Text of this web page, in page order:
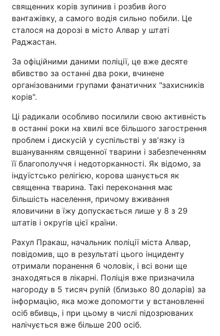
священних корів зупинив і розбив його
вантажівку, а самого водія сильно побили. Це
сталося на дорозі в місто Алвар у штаті
Раджастан.
За офіційними даними поліції, це вже десяте
вбивство за останні два роки, вчинене
організованими групами фанатичних "захисників
корів".
Ці радикали особливо посилили свою активність
в останні роки на хвилі все більшого загострення
проблем і дискусій у суспільстві у зв'язку із
вшануванням священної тварини і забезпеченням
її благополуччя і недоторканності. Як відомо, за
індуїстсько релігією, корова шанується як
священна тварина. Такі переконання має
більшість населення, причому вживання
яловичини в їжу допускається лише у 8 з 29
штатів і округів цієї країни.
Рахул Пракаш, начальник поліції міста Алвар,
повідомив, що в результаті цього інциденту
отримали поранення 6 чоловік, і всі вони ще
знаходяться в лікарні. Поліція вже призначила
нагороду в 5 тисяч рупій (близько 80 доларів) за
інформацію, яка може допомогти у встановленні
осіб вбивць, і при цьому в числі підозрюваних
налічується вже більше 200 осіб.